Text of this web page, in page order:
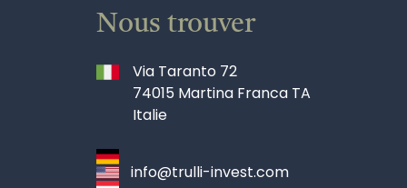
Nous trouver
Via Taranto 72
74015 Martina Franca TA
Italie
info@trulli-invest.com